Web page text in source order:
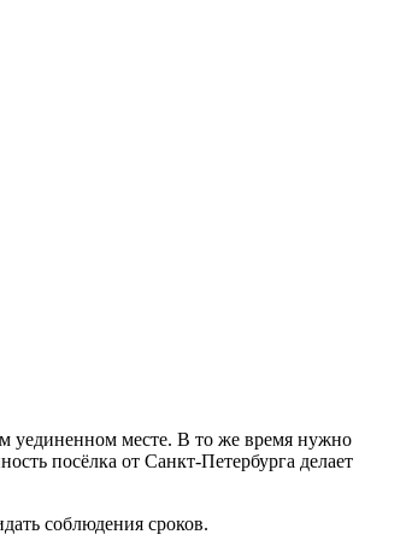
уединенном месте. В то же время нужно
посёлка от Санкт-Петербурга делает
соблюдения сроков.